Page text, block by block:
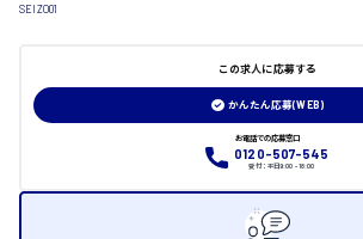
月給制すべて
SEIZO01
この求人に応募する
かんたん応募(WEB)
お電話での応募窓口
0120-507-545
受付：平日9:00 - 18:00